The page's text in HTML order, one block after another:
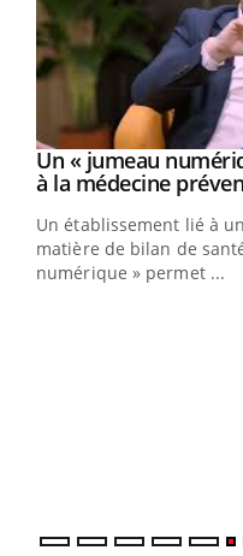
Youtube
Un « jumeau
à la médecine
Un établissement lié à
matière de bilan de
numérique » permet ...